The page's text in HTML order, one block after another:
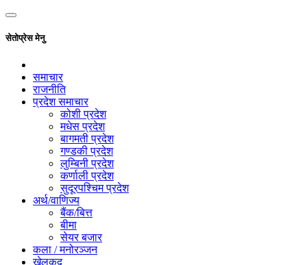
सेतोप्रेस मेनु
समाचार
राजनीति
प्रदेश समाचार
कोशी प्रदेश
मधेस प्रदेश
बागमती प्रदेश
गण्डकी प्रदेश
लुम्बिनी प्रदेश
कर्णाली प्रदेश
सुदूरपश्चिम प्रदेश
अर्थ/वाणिज्य
बैंक/बित्त
बीमा
सेयर बजार
कला / मनोरञ्जन
खेलकुद़़